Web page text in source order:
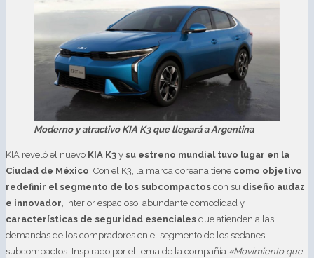
Moderno y atractivo KIA K3 que llegará a Argentina
KIA reveló el nuevo KIA K3 y su estreno mundial tuvo lugar en la
Ciudad de México. Con el K3, la marca coreana tiene como objetivo
redefinir el segmento de los subcompactos con su diseño audaz
e innovador, interior espacioso, abundante comodidad y
características de seguridad esenciales que atienden a las
demandas de los compradores en el segmento de los sedanes
subcompactos. Inspirado por el lema de la compañía «Movimiento que